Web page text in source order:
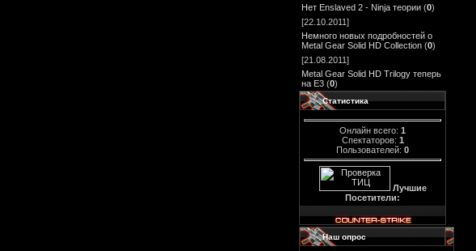
Нет Enslaved 2 - Ninja теории (0)
[22.10.2011]
Немного новых подробностей о
Metal Gear Solid HD Collection (0)
[21.08.2011]
Metal Gear Solid HD Trilogy теперь
на E3 (0)
Статистика
Онлайн всего: 1
Спектаторов: 1
Пользователей: 0
Лучшие
Посетители:
Наш опрос